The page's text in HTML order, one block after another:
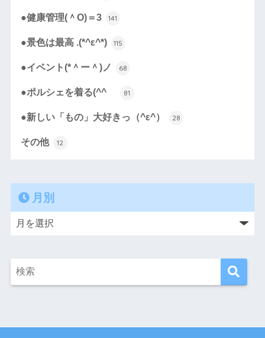
●健康管理(＾O)＝3 141
●景色は最高 .(*^ε^*) 115
●イベント(*＾ー＾)ノ 68
●ポルシェを着る(^^ゞ 81
●新しい「もの」大好きっ（^ε^） 28
その他 12
月別